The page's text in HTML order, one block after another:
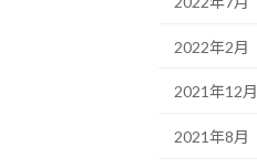
2022年2月
2021年12月
2021年8月